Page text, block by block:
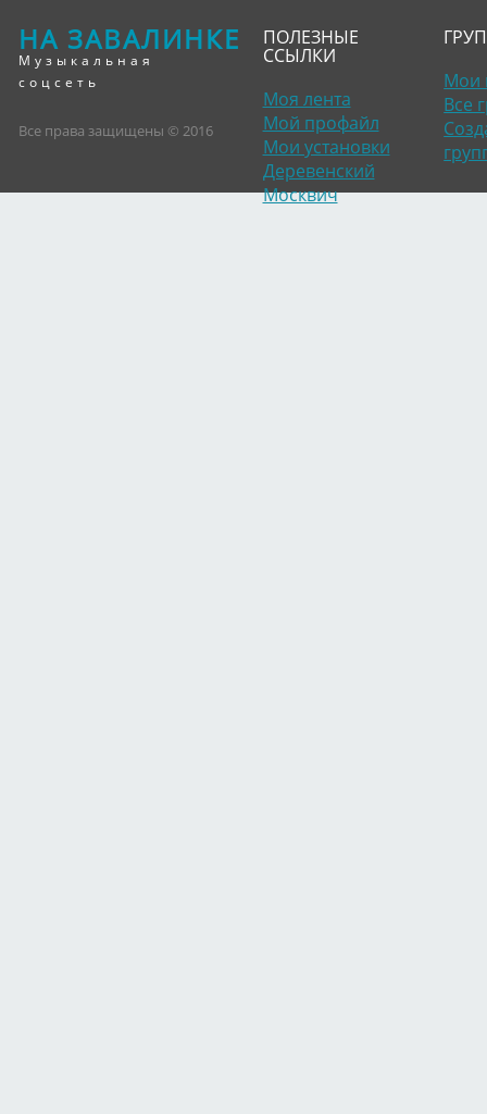
НА ЗАВАЛИНКЕ
Музыкальная
соцсеть
Все права защищены © 2016
ПОЛЕЗНЫЕ
ССЫЛКИ
Моя лента
Мой профайл
Мои установки
Деревенский
Москвич
Мои
Все